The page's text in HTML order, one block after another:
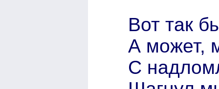
Вот так
А может,
С